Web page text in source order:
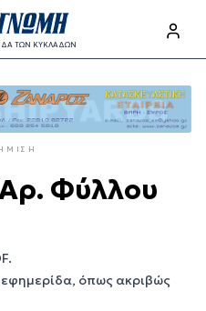
ΤΩΝ ΚΥΚΛΑΔΩΝ
Φύλλου
εφημερίδα, όπως ακριβώς